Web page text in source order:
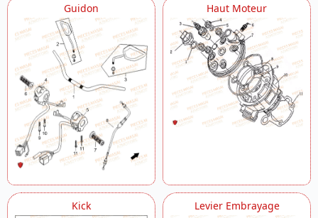
Guidon Haut Moteur
Kick Levier Embrayage